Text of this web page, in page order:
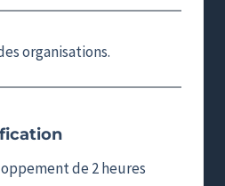
organisations.
de 2 heures